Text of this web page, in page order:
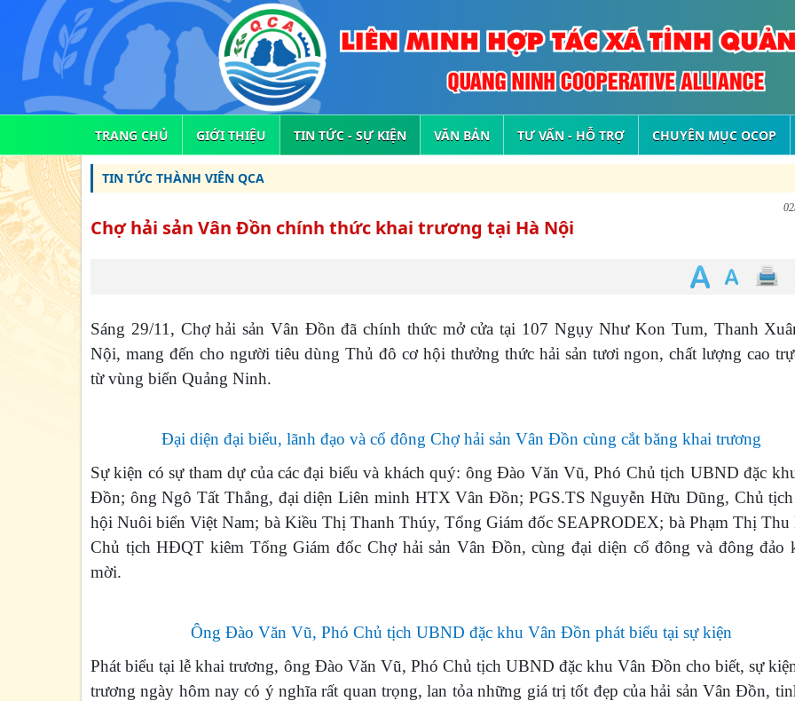
TRANG CHỦ GIỚI THIỆU TIN TỨC - SỰ KIỆN VĂN BẢN TƯ VẤN - HỖ TRỢ CHUYÊN MỤC OCOP
TIN TỨC THÀNH VIÊN QCA
Chợ hải sản Vân Đồn chính thức khai trương tại Hà Nội
Sáng 29/11, Chợ hải sản Vân Đồn đã chính thức mở cửa tại 107 Ngụy Như Kon Tum, Thanh
Nội, mang đến cho người tiêu dùng Thủ đô cơ hội thưởng thức hải sản tươi ngon, chất lượng cao
từ vùng biển Quảng Ninh.
Đại diện đại biểu, lãnh đạo và cổ đông Chợ hải sản Vân Đồn cùng cắt băng khai trương
Sự kiện có sự tham dự của các đại biểu và khách quý: ông Đào Văn Vũ, Phó Chủ tịch UBND đặc
Đồn; ông Ngô Tất Thắng, đại diện Liên minh HTX Vân Đồn; PGS.TS Nguyễn Hữu Dũng, Chủ
hội Nuôi biển Việt Nam; bà Kiều Thị Thanh Thúy, Tổng Giám đốc SEAPRODEX; bà Phạm Thị Thu
Chủ tịch HĐQT kiêm Tổng Giám đốc Chợ hải sản Vân Đồn, cùng đại diện cổ đông và đông đảo
mời.
Ông Đào Văn Vũ, Phó Chủ tịch UBND đặc khu Vân Đồn phát biểu tại sự kiện
Phát biểu tại lễ khai trương, ông Đào Văn Vũ, Phó Chủ tịch UBND đặc khu Vân Đồn cho biết, sự
trương ngày hôm nay có ý nghĩa rất quan trọng, lan tỏa những giá trị tốt đẹp của hải sản Vân Đồn,